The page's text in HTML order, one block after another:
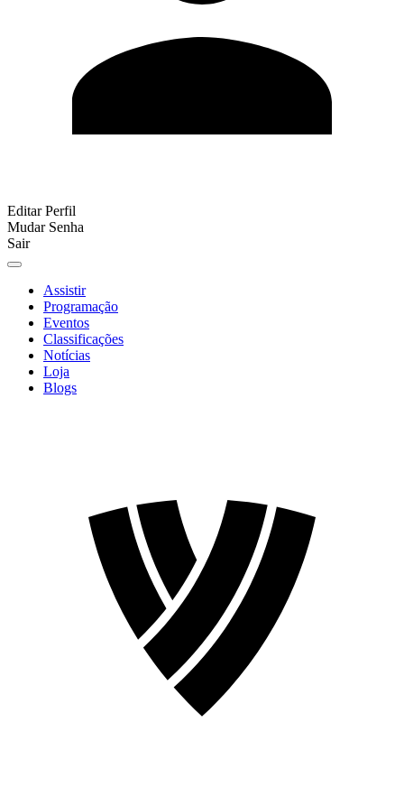
Editar Perfil
Mudar Senha
Sair
Assistir
Programação
Eventos
Classificações
Notícias
Loja
Blogs